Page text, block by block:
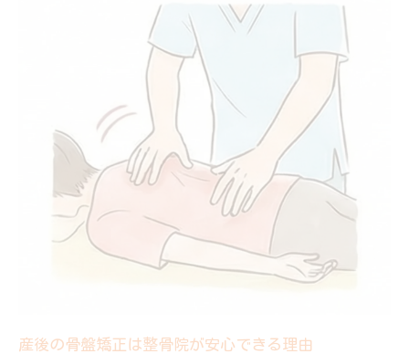
産後の骨盤矯正は整骨院が安心できる理由